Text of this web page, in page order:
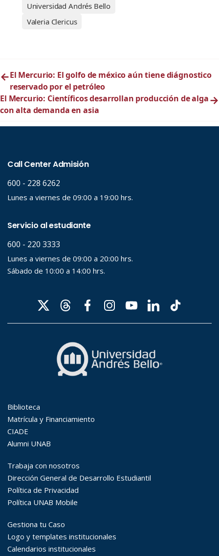
Universidad Andrés Bello
Valeria Clericus
←El Mercurio: El golfo de méxico aún tiene diágnostico
reservado por el petróleo
El Mercurio: Científicos desarrollan producción de alga
con alta demanda en asia
→